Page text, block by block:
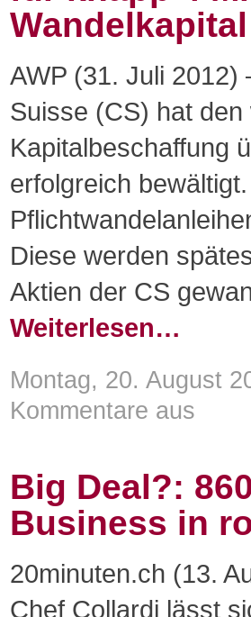
Wandelkapital
AWP (31. Juli
Suisse (CS) hat
Kapitalbeschaffung
erfolgreich
Diese werden
Aktien der CS
Weiterlesen…
Montag, 20. August
Kommentare aus
Big Deal?:
Business in
20minuten.ch (13.
Chef Collardi lässt